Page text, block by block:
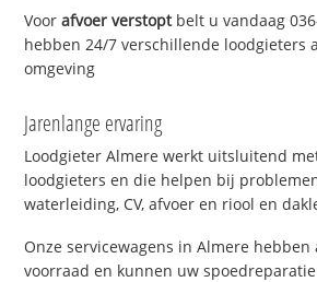
Voorafvoer verstoptbelt u vandaag
hebben 24/7 verschillende loodgieters
omgeving
Jarenlange ervaring
Loodgieter Almere werkt uitsluitend
loodgieters en die helpen bij
waterleiding, CV, afvoer en riool en
Onze servicewagens in Almere
voorraad en kunnen uw